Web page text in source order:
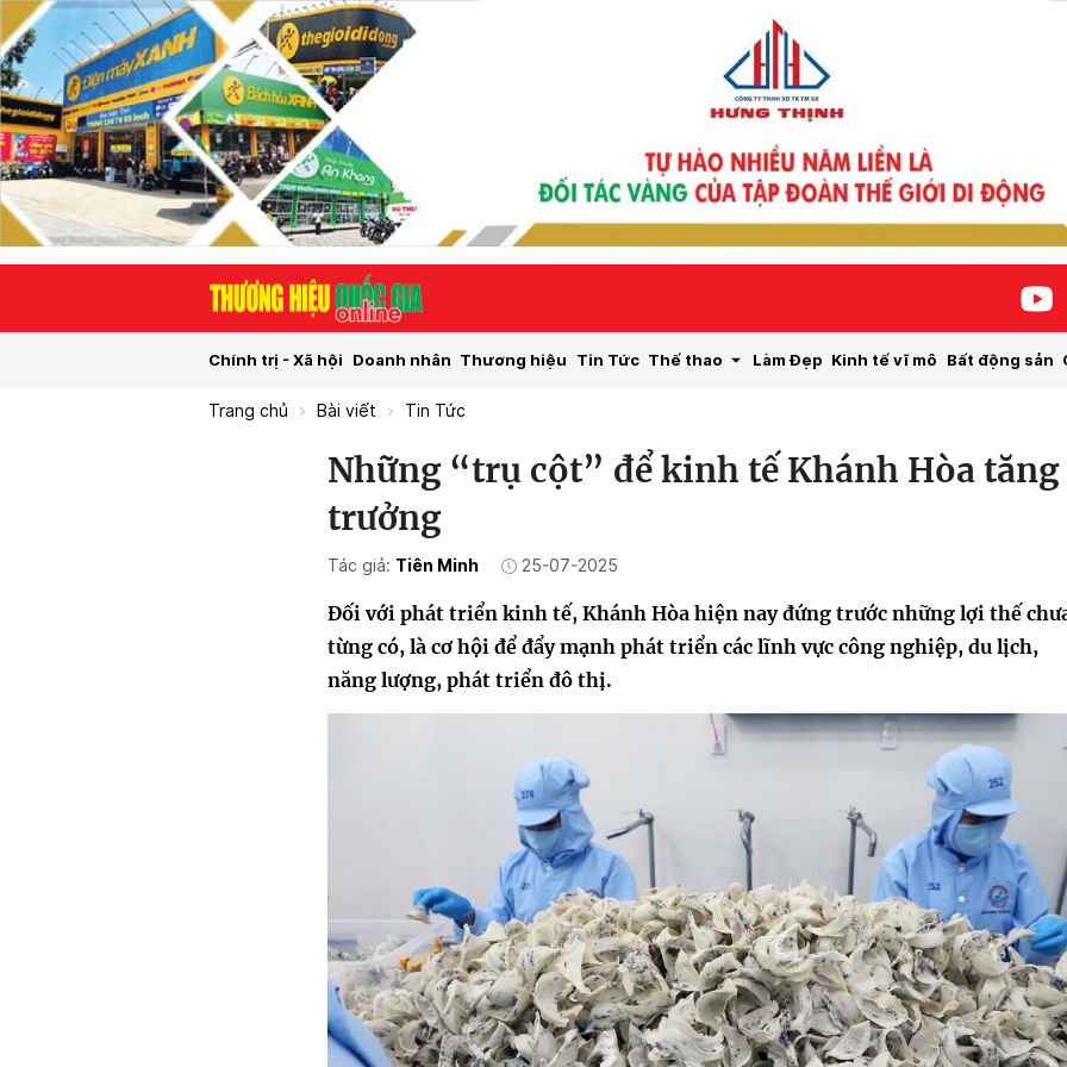
Chính trị - Xã hội Doanh nhân Thương hiệu Tin Tức Thế thao Làm Đẹp Kinh tế vĩ mô Bất động sản
Trang chủ Bài viết Tin Tức
Những “trụ cột” để kinh tế Khánh Hòa tăng
trưởng
Tác giả: Tiên Minh 25-07-2025
Đối với phát triển kinh tế, Khánh Hòa hiện nay đứng trước những lợi thế
từng có, là cơ hội để đẩy mạnh phát triển các lĩnh vực công nghiệp, du lịch,
năng lượng, phát triển đô thị.